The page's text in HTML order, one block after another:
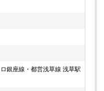
銀座線・都営浅草線 浅草駅